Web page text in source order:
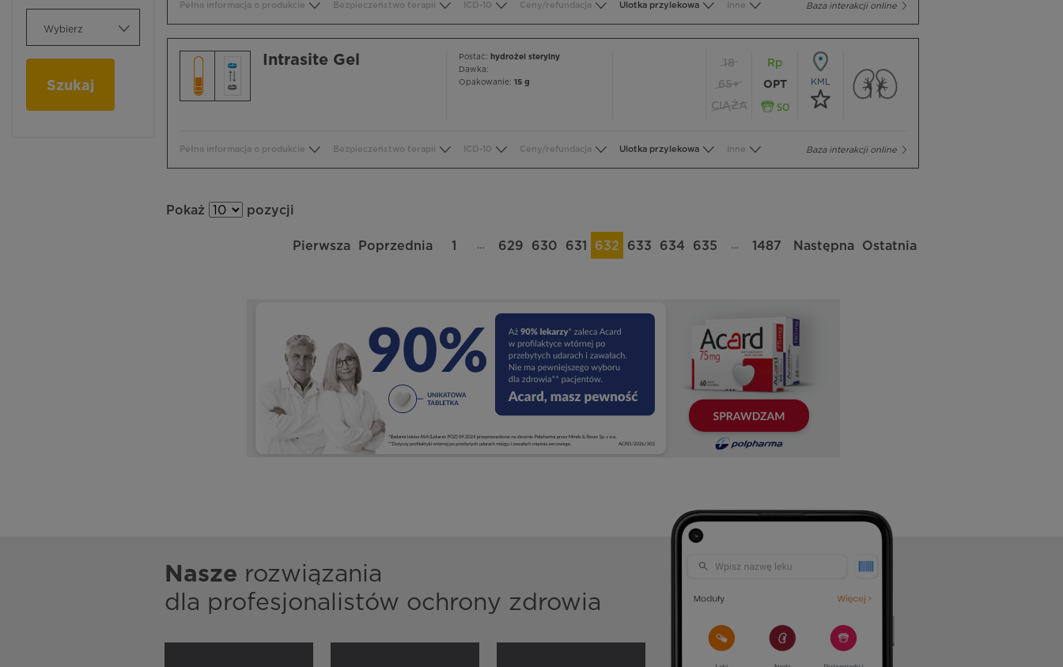
Wybierz
Szukaj
Baza interakcji online
Pełna informacja o produkcie Bezpieczeństwo terapii ICD-10 Ceny/refundacja Ulotka przylekowa Inne
Intrasite Gel Postać: hydrożel sterylny
Dawka:
Opakowanie: 15 g
18
65+
CIĄŻA
Rp
OPT
KML
Baza interakcji online
Pełna informacja o produkcie Bezpieczeństwo terapii ICD-10 Ceny/refundacja Ulotka przylekowa Inne
Pokaż pozycji
Pierwsza Poprzednia 1 … 629 630 631 632 633 634 635 … 1487 Następna Ostatnia
Nasze rozwiązania
dla profesjonalistów ochrony zdrowia